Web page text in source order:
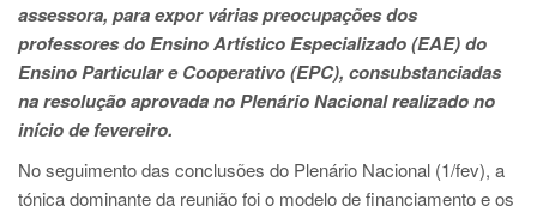
assessora, para expor várias preocupações dos
professores do Ensino Artístico Especializado (EAE) do
Ensino Particular e Cooperativo (EPC), consubstanciadas
na resolução aprovada no Plenário Nacional realizado no
início de fevereiro.
No seguimento das conclusões do Plenário Nacional (1/fev), a
tónica dominante da reunião foi o modelo de financiamento e os